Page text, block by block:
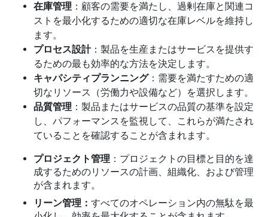
在庫管理 ：顧客の需要を満たし、過剰在庫と関連コ
ストを最小化するための適切な在庫レベルを維持し
ます。
プロセス設計：製品を生産またはサービスを提供す
るための最も効率的な方法を決定します。
キャパシティプランニング：需要を満たすための適
切なリソース（労働力や設備など）を選択します。
品質管理 ：製品またはサービスの品質の基準を設定
し、パフォーマンスを監視して、これらが満たされ
ていることを確認することが含まれます。
プロジェクト管理 ：プロジェクトの目標と目的を達
成するためのリソースの計画、組織化、および管理
が含まれます。
リーン管理： すべてのオペレーション内の無駄を最